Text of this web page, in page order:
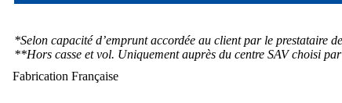
*Selon capacité d’emprunt accordée au client par le prestataire
**Hors casse et vol. Uniquement auprès du centre SAV choisi
Fabrication Française